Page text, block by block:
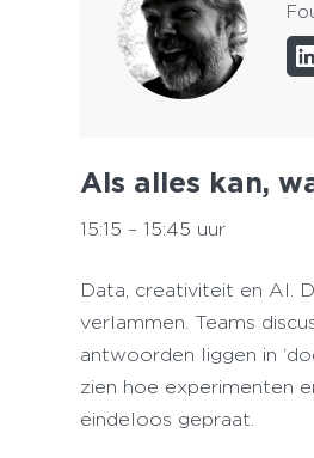
Als alles kan,
15:15 – 15:45 uur
Data, creativiteit en AI.
verlammen. Teams
antwoorden liggen in
zien hoe experimenten
eindeloos gepraat.